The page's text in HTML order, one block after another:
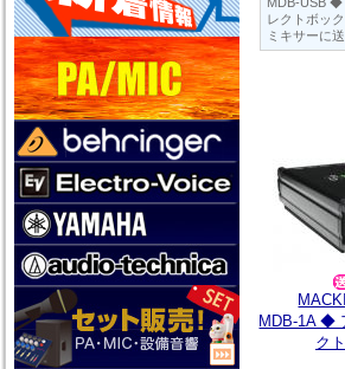
レクトボッ
ミキサーに
MDB-1A ◆
ク